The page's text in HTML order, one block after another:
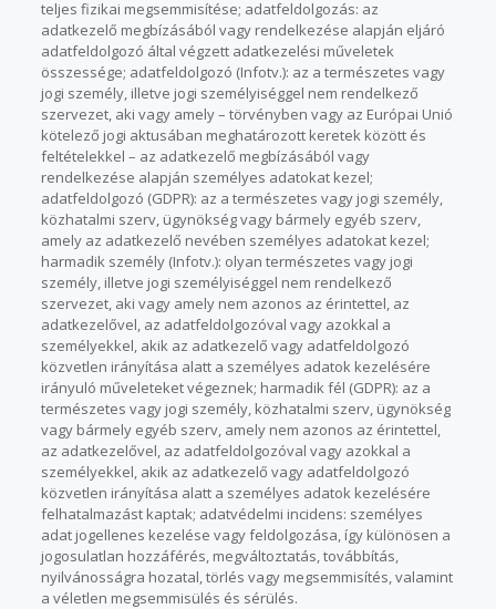
teljes fizikai megsemmisítése; adatfeldolgozás: az
adatkezelő megbízásából vagy rendelkezése alapján eljáró
adatfeldolgozó által végzett adatkezelési műveletek
összessége; adatfeldolgozó (Infotv.): az a természetes vagy
jogi személy, illetve jogi személyiséggel nem rendelkező
szervezet, aki vagy amely – törvényben vagy az Európai Unió
kötelező jogi aktusában meghatározott keretek között és
feltételekkel – az adatkezelő megbízásából vagy
rendelkezése alapján személyes adatokat kezel;
adatfeldolgozó (GDPR): az a természetes vagy jogi személy,
közhatalmi szerv, ügynökség vagy bármely egyéb szerv,
amely az adatkezelő nevében személyes adatokat kezel;
harmadik személy (Infotv.): olyan természetes vagy jogi
személy, illetve jogi személyiséggel nem rendelkező
szervezet, aki vagy amely nem azonos az érintettel, az
adatkezelővel, az adatfeldolgozóval vagy azokkal a
személyekkel, akik az adatkezelő vagy adatfeldolgozó
közvetlen irányítása alatt a személyes adatok kezelésére
irányuló műveleteket végeznek; harmadik fél (GDPR): az a
természetes vagy jogi személy, közhatalmi szerv, ügynökség
vagy bármely egyéb szerv, amely nem azonos az érintettel,
az adatkezelővel, az adatfeldolgozóval vagy azokkal a
személyekkel, akik az adatkezelő vagy adatfeldolgozó
közvetlen irányítása alatt a személyes adatok kezelésére
felhatalmazást kaptak; adatvédelmi incidens: személyes
adat jogellenes kezelése vagy feldolgozása, így különösen a
jogosulatlan hozzáférés, megváltoztatás, továbbítás,
nyilvánosságra hozatal, törlés vagy megsemmisítés, valamint
a véletlen megsemmisülés és sérülés.